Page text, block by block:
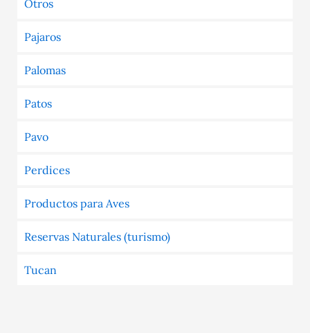
Otros
Pajaros
Palomas
Patos
Pavo
Perdices
Productos para Aves
Reservas Naturales (turismo)
Tucan